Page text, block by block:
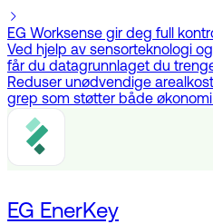
EG Worksense gir deg full
Ved hjelp av sensorteknologi
får du datagrunnlaget du
Reduser unødvendige
grep som støtter både
EG EnerKey